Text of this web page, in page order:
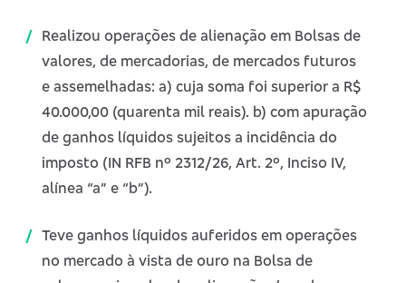
Realizou operações de alienação em Bolsas de
valores, de mercadorias, de mercados futuros
e assemelhadas: a) cuja soma foi superior a R$
40.000,00 (quarenta mil reais). b) com apuração
de ganhos líquidos sujeitos a incidência do
imposto (IN RFB nº 2312/26, Art. 2º, Inciso IV,
alínea “a” e “b”).
Teve ganhos líquidos auferidos em operações
no mercado à vista de ouro na Bolsa de